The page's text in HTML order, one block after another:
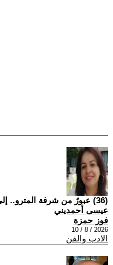
(36) عبورٌ من شرفة المترو..
عيسى أحمديني
فوز حمزة
2026 / 8 / 10
الادب والفن